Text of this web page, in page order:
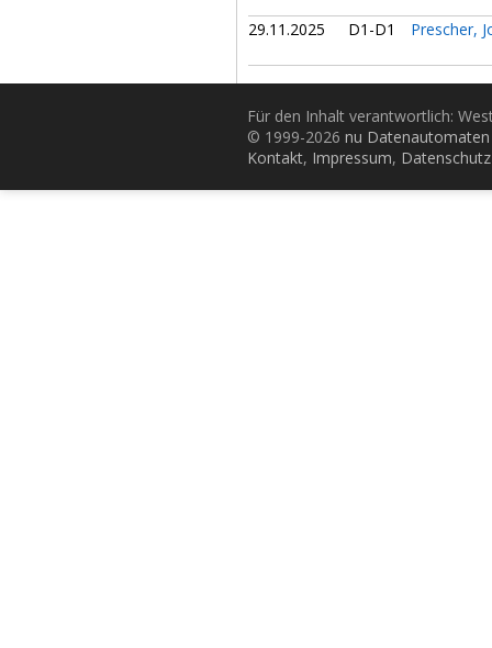
29.11.2025 D1-D1 Prescher,
Für den Inhalt verantwortlich:
© 1999-2026 nu
Kontakt, Impressum, Datenschutz